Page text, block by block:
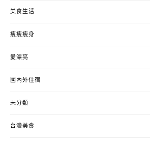
美食生活
瘦瘦瘦身
愛漂亮
國內外住宿
未分類
台灣美食